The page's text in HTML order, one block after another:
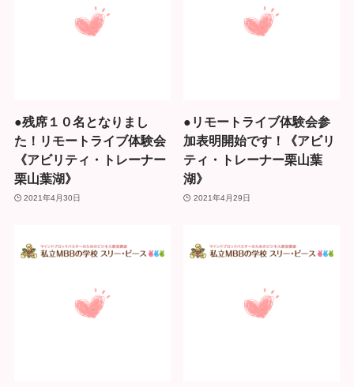
●残席１０名となりまし
た！リモートライブ体験会
《アビリティ・トレーナー
栗山葉湖》
2021年4月30日
●リモートライブ体験会参
加表明開始です！《アビリ
ティ・トレーナー栗山葉
湖》
2021年4月29日